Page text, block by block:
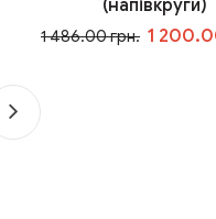
(напівкруги)
1 486.00 грн. 1